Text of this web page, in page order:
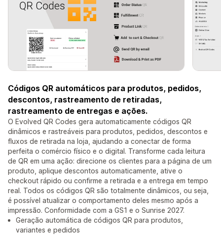
Códigos QR automáticos para produtos, pedidos,
descontos, rastreamento de retiradas,
rastreamento de entregas e ações.
O Evolved QR Codes gera automaticamente códigos QR
dinâmicos e rastreáveis para produtos, pedidos, descontos e
fluxos de retirada na loja, ajudando a conectar de forma
perfeita o comércio físico e o digital. Transforme cada leitura
de QR em uma ação: direcione os clientes para a página de um
produto, aplique descontos automaticamente, ative o
checkout rápido ou confirme a retirada e a entrega em tempo
real. Todos os códigos QR são totalmente dinâmicos, ou seja,
é possível atualizar o comportamento deles mesmo após a
impressão. Conformidade com a GS1 e o Sunrise 2027.
Geração automática de códigos QR para produtos,
variantes e pedidos